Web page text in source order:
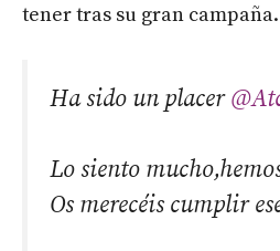
tener tras su gran campaña.
Ha sido un placer
Lo siento
Os merecéis cumplir